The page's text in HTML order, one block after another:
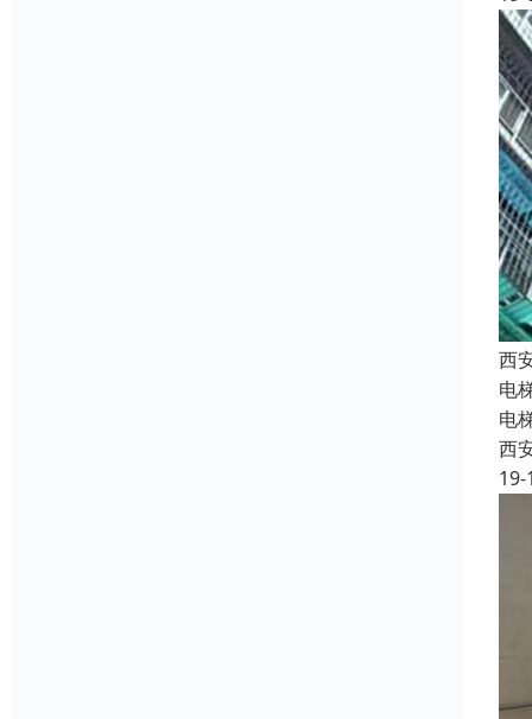
西
电
电
西
19-